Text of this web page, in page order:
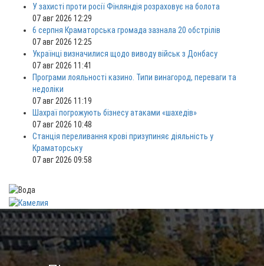
У захисті проти росії Фінляндія розраховує на болота
07 авг 2026 12:29
6 серпня Краматорська громада зазнала 20 обстрілів
07 авг 2026 12:25
Українці визначилися щодо виводу військ з Донбасу
07 авг 2026 11:41
Програми лояльності казино. Типи винагород, переваги та
недоліки
07 авг 2026 11:19
Шахраї погрожують бізнесу атаками «шахедів»
07 авг 2026 10:48
Станція переливання крові призупиняє діяльність у
Краматорську
07 авг 2026 09:58